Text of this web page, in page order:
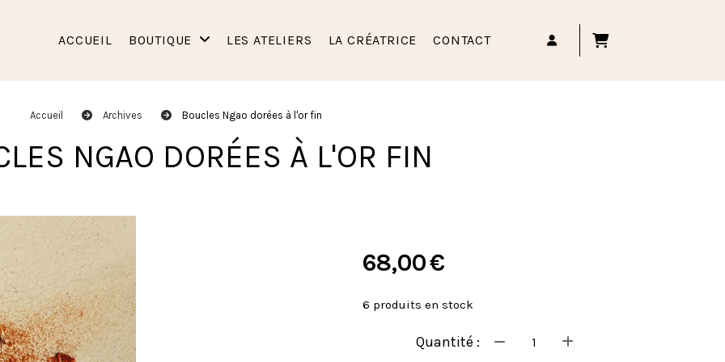
ACCUEIL BOUTIQUE LES ATELIERS LA CRÉATRICE CONTACT
Accueil Archives Boucles Ngao dorées à l'or fin
NGAO DORÉES À L'OR FIN
68,00€
6 produits en stock
Quantité :